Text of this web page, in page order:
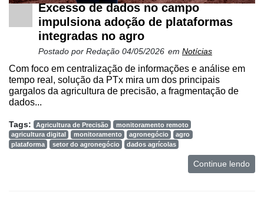
Excesso de dados no campo
impulsiona adoção de plataformas
integradas no agro
Postado por Redação 04/05/2026 em Notícias
Com foco em centralização de informações e análise em
tempo real, solução da PTx mira um dos principais
gargalos da agricultura de precisão, a fragmentação de
dados...
Tags: Agricultura de Precisão
monitoramento remoto
agricultura digital
monitoramento agronegócio
agro
plataforma
setor do agronegócio dados agrícolas
Continue lendo